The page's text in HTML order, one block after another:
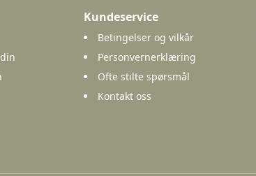
Kundeservice
Betingelser og vilkår
Personvernerklæring
Ofte stilte spørsmål
Kontakt oss